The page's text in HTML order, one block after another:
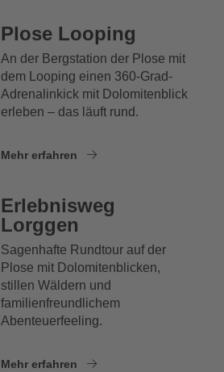
Plose Looping
An der Bergstation der Plose mit
dem Looping einen 360-Grad-
Adrenalinkick mit Dolomitenblick
erleben – das läuft rund.
Mehr erfahren
Erlebnisweg
Lorggen
Sagenhafte Rundtour auf der
Plose mit Dolomitenblicken,
stillen Wäldern und
familienfreundlichem
Abenteuerfeeling.
Mehr erfahren